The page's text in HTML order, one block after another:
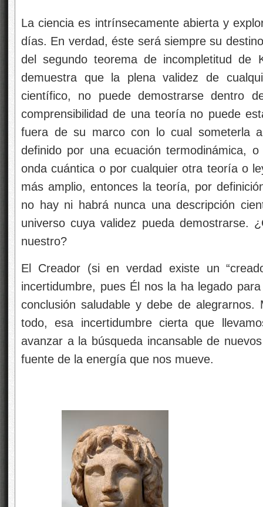
universo cuya validez pueda demostrarse.
nuestro?
El Creador (si en verdad existe un
incertidumbre, pues Él nos la ha legado
conclusión saludable y debe de
todo, esa incertidumbre cierta que
avanzar a la búsqueda incansable de
fuente de la energía que nos mueve.
Podemos recordar aquí lo que cuentan de
dijeron que había infinitos mundos (“¡Y
siquiera uno!”), pero la situación parece
desatar, no a cortar, el nudo gordiano de la
realmente reflexivos, deberían